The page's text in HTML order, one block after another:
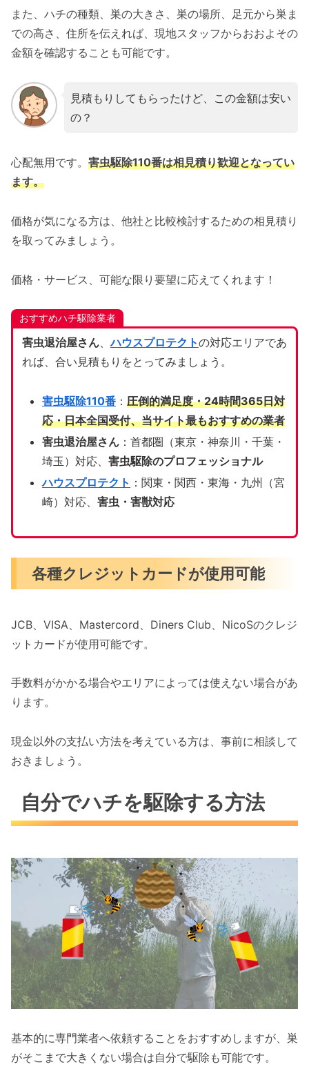
また、ハチの種類、巣の大きさ、巣の場所、足元から巣ま
での高さ、住所を伝えれば、現地スタッフからおおよその
金額を確認することも可能です。
見積もりしてもらったけど、この金額は安い
の？
心配無用です。 害虫駆除110番は相見積り歓迎となってい
ます。
価格が気になる方は、他社と比較検討するための相見積り
を取ってみましょう。
価格・サービス、可能な限り要望に応えてくれます！
おすすめハチ駆除業者
害虫退治屋さん、ハウスプロテクトの対応エリアであ
れば、合い見積もりをとってみましょう。
害虫駆除110番： 圧倒的満足度・24時間365日対
応・日本全国受付、当サイト最もおすすめの業者
害虫退治屋さん：首都圏（東京・神奈川・千葉・
埼玉）対応、 害虫駆除のプロフェッショナル
ハウスプロテクト ：関東・関西・東海・九州（宮
崎）対応、 害虫・害獣対応
各種クレジットカードが使用可能
JCB、VISA、Mastercord、Diners Club、NicoSのクレジ
ットカードが使用可能です。
手数料がかかる場合やエリアによっては使えない場合があ
ります。
現金以外の支払い方法を考えている方は、事前に相談して
おきましょう。
自分でハチを駆除する方法
基本的に専門業者へ依頼することをおすすめしますが、巣
がそこまで大きくない場合は自分で駆除も可能です。